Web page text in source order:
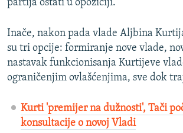
partija ostati u opoziciji.
Inače, nakon pada vlade Aljbina
su tri opcije: formiranje nove vlade,
nastavak funkcionisanja Kurtijeve
ograničenjim ovlašćenjima, sve dok
Kurti 'premijer na dužnosti', Tači
konsultacije o novoj Vladi